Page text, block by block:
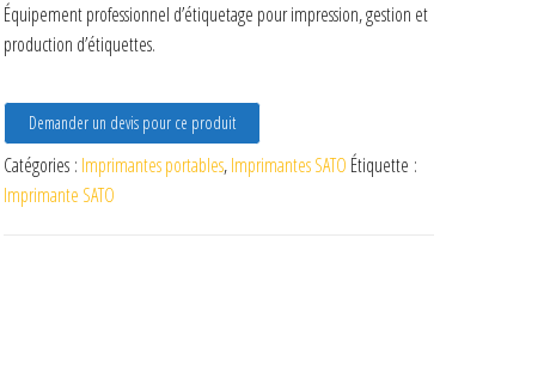
Équipement professionnel d’étiquetage pour impression, gestion et
production d’étiquettes.
Demander un devis pour ce produit
Catégories : Imprimantes portables,Imprimantes SATO Étiquette :
Imprimante SATO